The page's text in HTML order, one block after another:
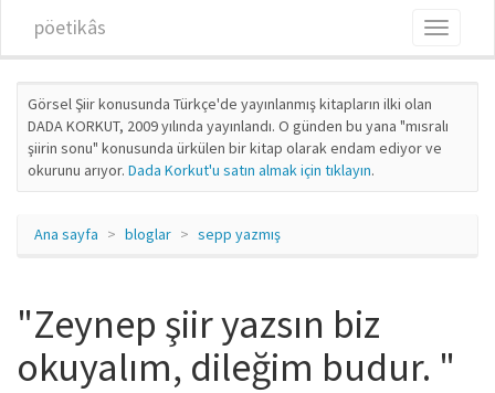
pöetikâs
Toggle
Görsel Şiir konusunda Türkçe'de yayınlanmış kitapların ilki olan
DADA KORKUT, 2009 yılında yayınlandı. O günden bu yana "mısralı
şiirin sonu" konusunda ürkülen bir kitap olarak endam ediyor ve
okurunu arıyor. Dada Korkut'u satın almak için tıklayın.
Ana sayfa bloglar sepp yazmış
"Zeynep şiir yazsın biz
okuyalım, dileğim budur. "